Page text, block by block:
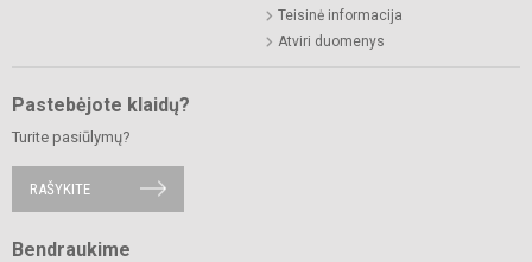
Teisinė informacija
Atviri duomenys
Pastebėjote klaidų?
Turite pasiūlymų?
RAŠYKITE
Bendraukime